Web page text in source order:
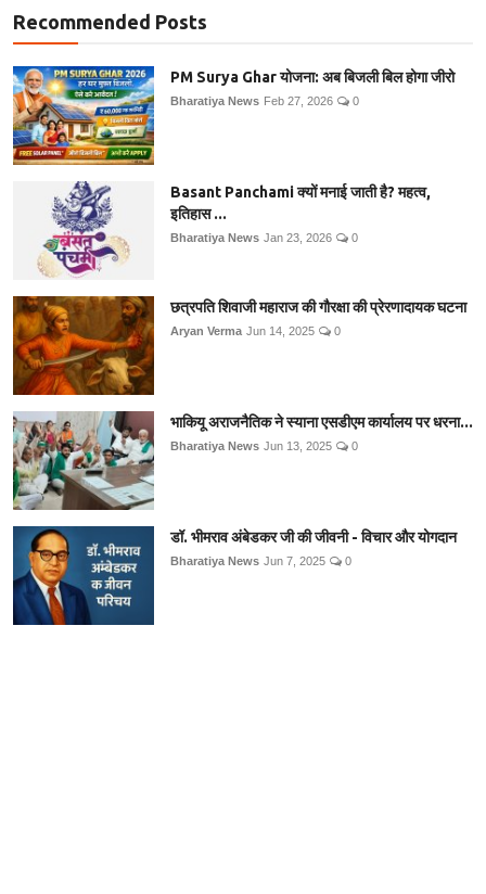
Recommended Posts
PM Surya Ghar योजना: अब बिजली बिल होगा जीरो
Bharatiya News Feb 27, 2026 0
Basant Panchami क्यों मनाई जाती है? महत्व,
इतिहास ...
Bharatiya News Jan 23, 2026 0
छत्रपति शिवाजी महाराज की गौरक्षा की प्रेरणादायक घटना
Aryan Verma Jun 14, 2025 0
भाकियू अराजनैतिक ने स्याना एसडीएम कार्यालय पर धरना...
Bharatiya News Jun 13, 2025 0
डॉ. भीमराव अंबेडकर जी की जीवनी - विचार और योगदान
Bharatiya News Jun 7, 2025 0